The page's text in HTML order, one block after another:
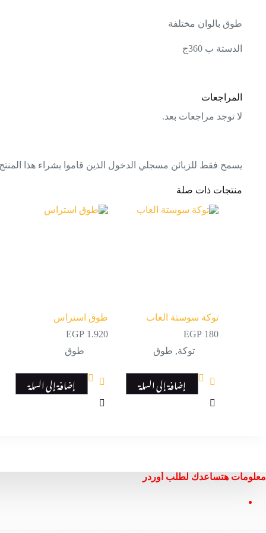
طوق بالوان مختلفة
الدستة ب 360ج
المراجعات
لا توجد مراجعات بعد.
يسمح فقط للزبائن مسجلي الدخول الذين قاموا بشراء هذا
منتجات ذات صلة
توكة سوستة العاب
EGP 180
توكة, طوق
إضافة إلى السلة
طوق استراس
EGP1.920
طوق
إضافة إلى السلة
معلومات هتساعدك لطلب أوردر